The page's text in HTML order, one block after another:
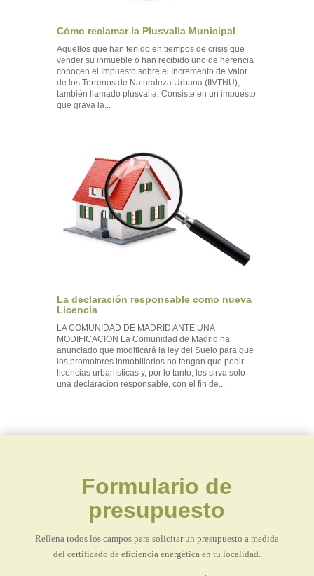
Cómo reclamar la Plusvalía Municipal
Aquellos que han tenido en tiempos de crisis que
vender su inmueble o han recibido uno de herencia
conocen el Impuesto sobre el Incremento de Valor
de los Terrenos de Naturaleza Urbana (IIVTNU),
también llamado plusvalía. Consiste en un impuesto
que grava la...
La declaración responsable como nueva
Licencia
LA COMUNIDAD DE MADRID ANTE UNA
MODIFICACIÓN La Comunidad de Madrid ha
anunciado que modificará la ley del Suelo para que
los promotores inmobiliarios no tengan que pedir
licencias urbanísticas y, por lo tanto, les sirva solo
una declaración responsable, con el fin de...
Formulario de
presupuesto
Rellena todos los campos para solicitar un presupuesto a medida
del certificado de eficiencia energética en tu localidad.